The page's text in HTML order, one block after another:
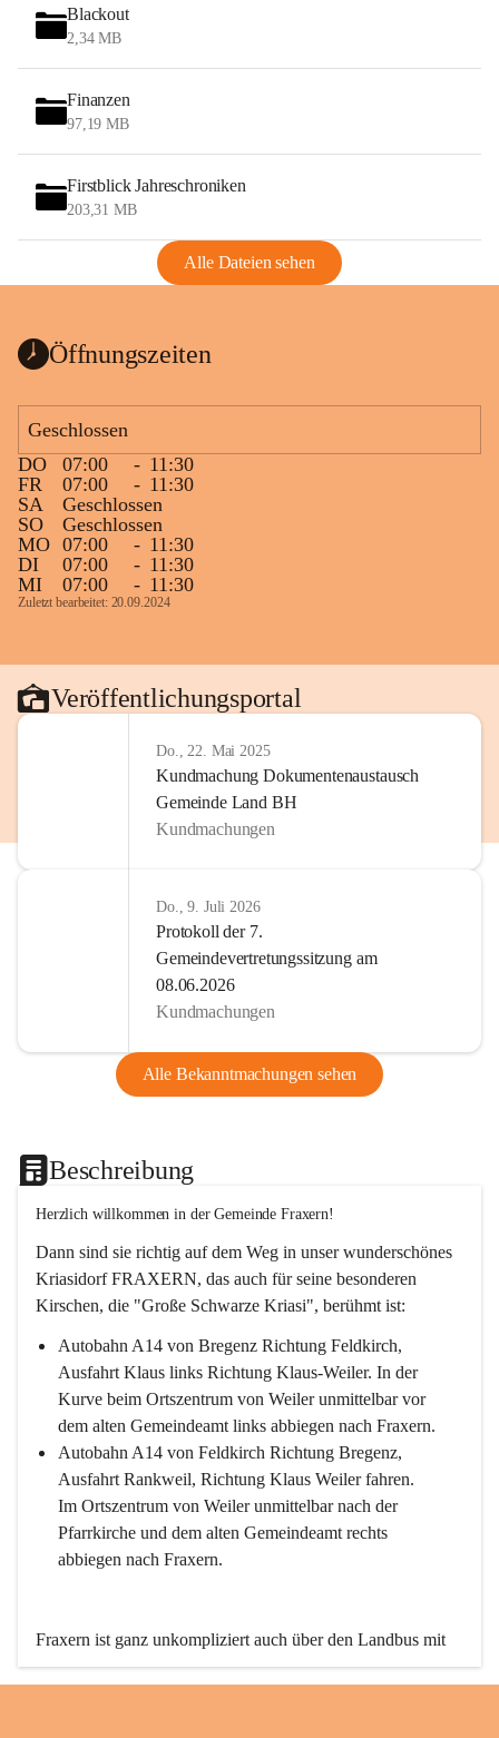
Blackout
2,34 MB
Finanzen
97,19 MB
Firstblick Jahreschroniken
203,31 MB
Alle Dateien sehen
Öffnungszeiten
Geschlossen
DO
07:00 - 11:30
FR
07:00 - 11:30
SA
Geschlossen
SO
Geschlossen
MO 07:00 - 11:30
DI
07:00 - 11:30
MI
07:00 - 11:30
Zuletzt bearbeitet: 20.09.2024
Veröffentlichungsportal
Do., 22. Mai 2025
Kundmachung Dokumentenaustausch
Gemeinde Land BH
Kundmachungen
Do., 9. Juli 2026
Protokoll der 7.
Gemeindevertretungssitzung am
08.06.2026
Kundmachungen
Alle Bekanntmachungen sehen
Beschreibung
Herzlich willkommen in der Gemeinde Fraxern!
Dann sind sie richtig auf dem Weg in unser wunderschönes
Kriasidorf FRAXERN, das auch für seine besonderen
Kirschen, die "Große Schwarze Kriasi", berühmt ist:
Autobahn A14 von Bregenz Richtung Feldkirch,
Ausfahrt Klaus links Richtung Klaus-Weiler. In der
Kurve beim Ortszentrum von Weiler unmittelbar vor
dem alten Gemeindeamt links abbiegen nach Fraxern.
Autobahn A14 von Feldkirch Richtung Bregenz,
Ausfahrt Rankweil, Richtung Klaus Weiler fahren.
Im Ortszentrum von Weiler unmittelbar nach der
Pfarrkirche und dem alten Gemeindeamt rechts
abbiegen nach Fraxern.
Fraxern ist ganz unkompliziert auch über den Landbus mit
den öffentlichen Verkehrsmitteln zu erreichen. Die Linie